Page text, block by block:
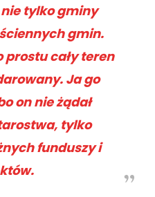
tylko gminy
gmin.
prostu cały teren
Ja go
on nie żądał
tylko
funduszy i